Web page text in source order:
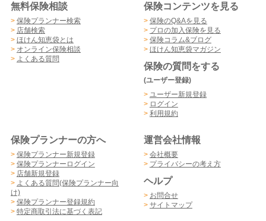
無料保険相談
> 保険プランナー検索
> 店舗検索
> ほけん知恵袋とは
> オンライン保険相談
> よくある質問
保険コンテンツを見る
> 保険のQ&Aを見る
> プロの加入保険を見る
> 保険コラム&ブログ
> ほけん知恵袋マガジン
保険の質問をする
(ユーザー登録)
> ユーザー新規登録
> ログイン
> 利用規約
保険プランナーの方へ
> 保険プランナー新規登録
> 保険プランナーログイン
> 店舗新規登録
> よくある質問(保険プランナー向
け)
> 保険プランナー登録規約
> 特定商取引法に基づく表記
運営会社情報
> 会社概要
> プライバシーの考え方
ヘルプ
> お問合せ
> サイトマップ